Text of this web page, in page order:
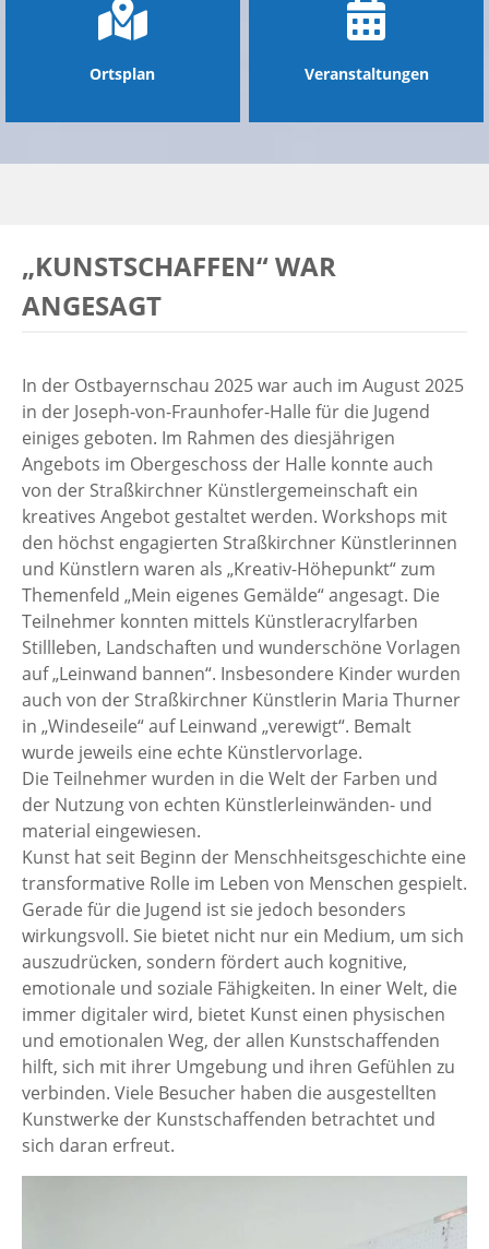
Ortsplan Veranstaltungen
„KUNSTSCHAFFEN“ WAR
ANGESAGT
In der Ostbayernschau 2025 war auch im August 2025
in der Joseph-von-Fraunhofer-Halle für die Jugend
einiges geboten. Im Rahmen des diesjährigen
Angebots im Obergeschoss der Halle konnte auch
von der Straßkirchner Künstlergemeinschaft ein
kreatives Angebot gestaltet werden. Workshops mit
den höchst engagierten Straßkirchner Künstlerinnen
und Künstlern waren als „Kreativ-Höhepunkt“ zum
Themenfeld „Mein eigenes Gemälde“ angesagt. Die
Teilnehmer konnten mittels Künstleracrylfarben
Stillleben, Landschaften und wunderschöne Vorlagen
auf „Leinwand bannen“. Insbesondere Kinder wurden
auch von der Straßkirchner Künstlerin Maria Thurner
in „Windeseile“ auf Leinwand „verewigt“. Bemalt
wurde jeweils eine echte Künstlervorlage.
Die Teilnehmer wurden in die Welt der Farben und
der Nutzung von echten Künstlerleinwänden- und
material eingewiesen.
Kunst hat seit Beginn der Menschheitsgeschichte eine
transformative Rolle im Leben von Menschen gespielt.
Gerade für die Jugend ist sie jedoch besonders
wirkungsvoll. Sie bietet nicht nur ein Medium, um sich
auszudrücken, sondern fördert auch kognitive,
emotionale und soziale Fähigkeiten. In einer Welt, die
immer digitaler wird, bietet Kunst einen physischen
und emotionalen Weg, der allen Kunstschaffenden
hilft, sich mit ihrer Umgebung und ihren Gefühlen zu
verbinden. Viele Besucher haben die ausgestellten
Kunstwerke der Kunstschaffenden betrachtet und
sich daran erfreut.